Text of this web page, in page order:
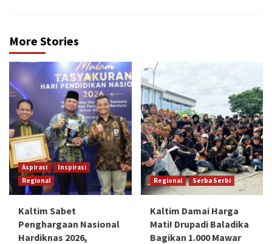
More Stories
Aspirasi
Inspirasi
Regional
Kaltim Sabet
Penghargaan Nasional
Hardiknas 2026,
Regional Serba Serbi
Kaltim Damai Harga
Mati! Drupadi Baladika
Bagikan 1.000 Mawar